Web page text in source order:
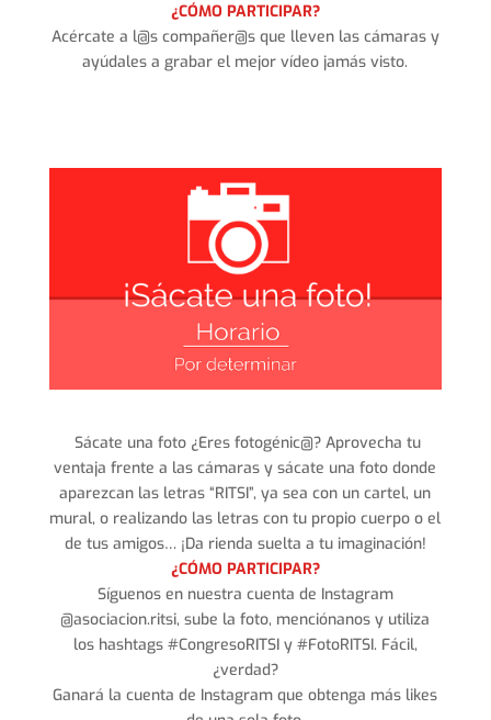
¿CÓMO PARTICIPAR?
Acércate a l@s compañer@s que lleven las cámaras y
ayúdales a grabar el mejor vídeo jamás visto.
Sácate una foto ¿Eres fotogénic@? Aprovecha tu
ventaja frente a las cámaras y sácate una foto donde
aparezcan las letras “RITSI”, ya sea con un cartel, un
mural, o realizando las letras con tu propio cuerpo o el
de tus amigos… ¡Da rienda suelta a tu imaginación!
¿CÓMO PARTICIPAR?
Síguenos en nuestra cuenta de Instagram
@asociacion.ritsi, sube la foto, menciónanos y utiliza
los hashtags #CongresoRITSI y #FotoRITSI. Fácil,
¿verdad?
Ganará la cuenta de Instagram que obtenga más likes